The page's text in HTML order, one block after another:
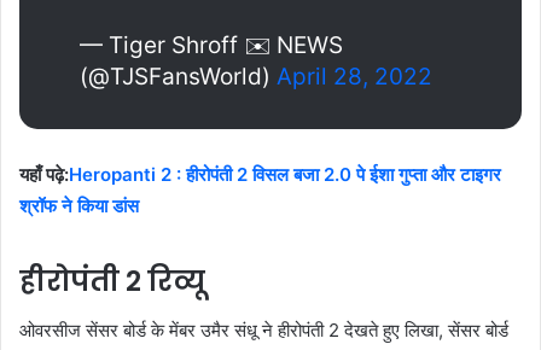
— Tiger Shroff ✉️ NEWS
(@TJSFansWorld) April 28, 2022
यहाँ पढ़े:Heropanti 2 : हीरोपंती 2 विसल बजा 2.0 पे ईशा गुप्ता और टाइगर
श्रॉफ ने किया डांस
हीरोपंती 2 रिव्यू
ओवरसीज सेंसर बोर्ड के मेंबर उमैर संधू ने हीरोपंती 2 देखते हुए लिखा, सेंसर बोर्ड